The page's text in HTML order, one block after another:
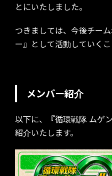
とにいたしました。
つきましては、今後チー
ー』として活動していく
メンバー紹介
以下に、『循環戦隊 ムゲ
紹介いたします。